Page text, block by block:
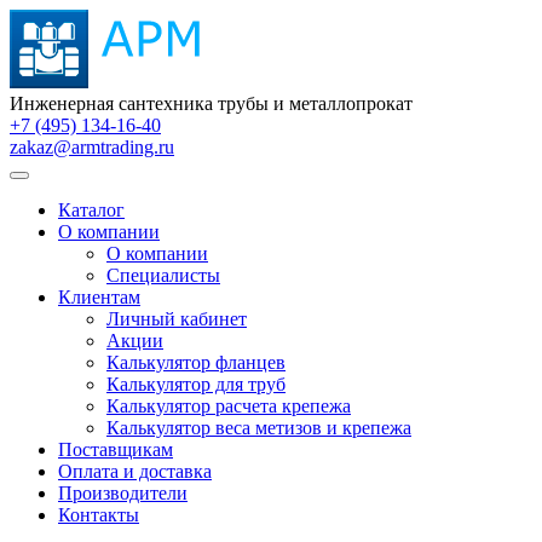
Инженерная сантехника трубы и металлопрокат
+7 (495) 134-16-40
zakaz@armtrading.ru
Каталог
О компании
О компании
Специалисты
Клиентам
Личный кабинет
Акции
Калькулятор фланцев
Калькулятор для труб
Калькулятор расчета крепежа
Калькулятор веса метизов и крепежа
Поставщикам
Оплата и доставка
Производители
Контакты